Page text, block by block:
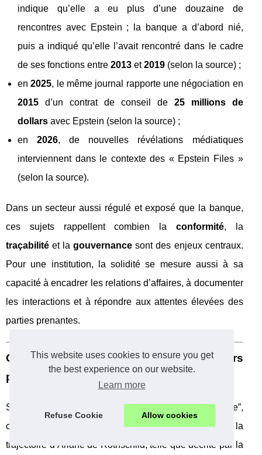
This website uses cookies to ensure you get
the best experience on our website.
Learn more
Refuse Cookie Allow cookies
indique qu’elle a eu plus d’une douzaine de
rencontres avec Epstein ; la banque a d’abord nié,
puis a indiqué qu’elle l’avait rencontré dans le cadre
de ses fonctions entre 2013 et2019 (selon la source) ;
en2025, le même journal rapporte une négociation en
2015 d’un contrat de conseil de 25 millions de
dollars avec Epstein (selon la source) ;
en2026, de nouvelles révélations médiatiques
interviennent dans le contexte des « Epstein Files »
(selon la source).
Dans un secteur aussi régulé et exposé que la banque,
ces sujets rappellent combien la conformité, la
traçabilité et lagouvernance sont des enjeux centraux.
Pour une institution, la solidité se mesure aussi à sa
capacité à encadrer les relations d’affaires, à documenter
les interactions et à répondre aux attentes élevées des
parties prenantes.
Ce que les leaders et entrepreneurs
peuvent retenir de son parcours
Sans transformer une biographie en “recette miracle”,
certains enseignements concrets ressortent de la
trajectoire d’Ariane de Rothschild, telle que décrite par la